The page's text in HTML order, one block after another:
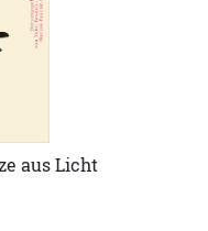
aus Licht